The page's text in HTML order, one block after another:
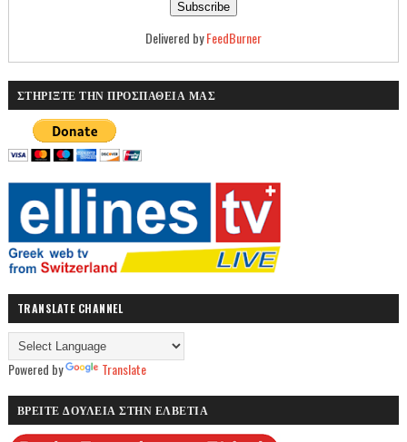
Delivered byFeedBurner
ΣΤΗΡΙΞΤΕ ΤΗΝ ΠΡΟΣΠΑΘΕΙΑ ΜΑΣ
TRANSLATE CHANNEL
Powered by Translate
ΒΡΕΙΤΕ ΔΟΥΛΕΙΑ ΣΤΗΝ ΕΛΒΕΤΙΑ